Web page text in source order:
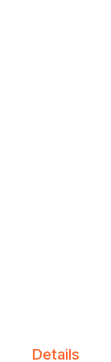
Details